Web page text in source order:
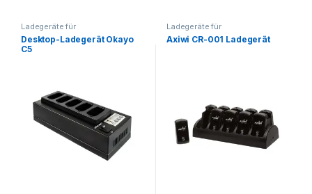
Ladegeräte für
Gegensprechanlagen,
Ladegeräte
Desktop-Ladegerät Okayo
C5
Ladegeräte für
Gegensprechanlagen
Axiwi CR-001 Ladegerät